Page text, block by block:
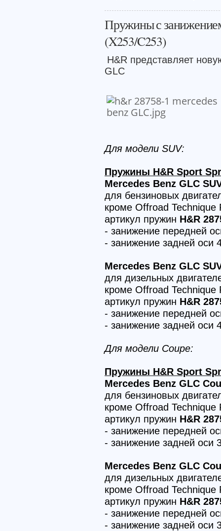
Пружины с
(X253/C253)
H&R представляет
GLC
Для модели SUV:
Пружины H&R Sport
Mercedes Benz GLC
для бензиновых
кроме Offroad Technique
артикул пружин H&R
- занижение передней
- занижение задней оси
Mercedes Benz GLC
для дизельных
кроме Offroad Technique
артикул пружин H&R
- занижение передней
- занижение задней оси
Для модели Coupe:
Пружины H&R Sport
Mercedes Benz GLC
для бензиновых
кроме Offroad Technique
артикул пружин H&R
- занижение передней
- занижение задней оси
Mercedes Benz GLC
для дизельных
кроме Offroad Technique
артикул пружин H&R
- занижение передней
- занижение задней оси